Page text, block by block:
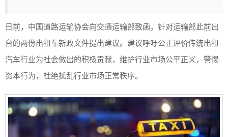
日前，中国道路运输协会向交通运输部致函，针对运输部此前出
台的两份出租车新政文件提出建议。建议呼吁公正评价传统出租
汽车行业为社会做出的积极贡献，维护行业市场公平正义，警惕
资本行为，杜绝扰乱行业市场正常秩序。